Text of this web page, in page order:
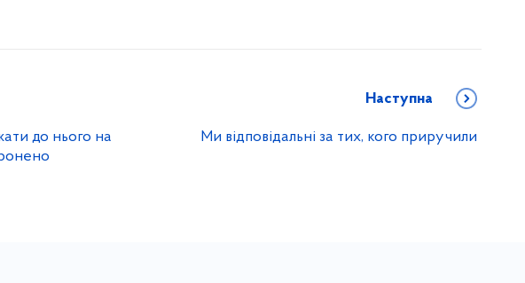
до нього на
Наступна
Ми відповідальні за тих, кого приручили